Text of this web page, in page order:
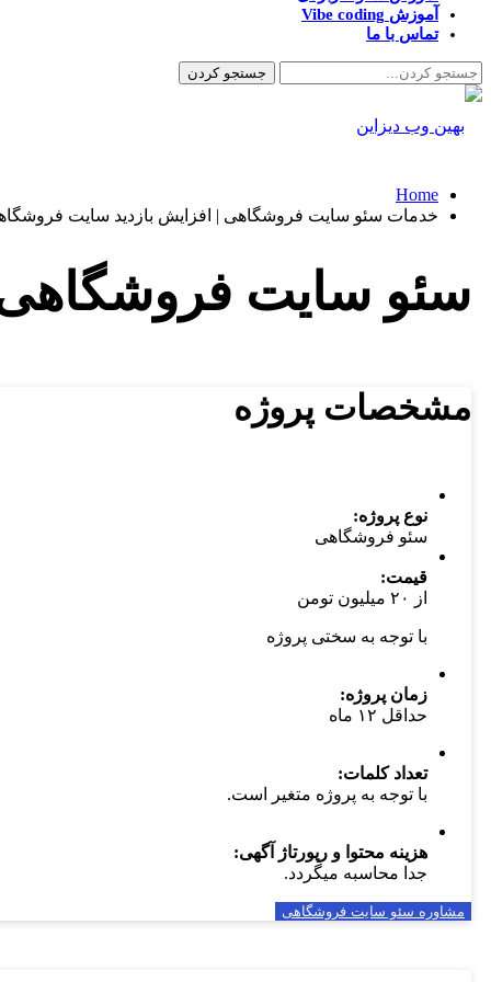
آموزش Vibe coding
تماس با ما
Home
خدمات سئو سایت فروشگاهی | افزایش بازدید سایت
سئو سایت
مشخصات پروژه
نوع پروژه:
سئو فروشگاهی
قیمت:
از ۲۰ میلیون تومن
با توجه به سختی پروژه
زمان پروژه:
حداقل ۱۲ ماه
تعداد کلمات:
با توجه به پروژه متغیر است.
هزینه محتوا و رپورتاژ آگهی:
جدا محاسبه میگردد.
مشاوره سئو سایت فروشگاهی